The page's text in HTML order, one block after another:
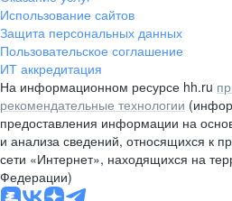
Использование сайтов
Защита персональных данных
Пользовательское соглашение
ИТ аккредитация
На информационном ресурсе hh.ru
рекомендательные технологии
предоставления информации на
и анализа сведений, относящихся к
сети «Интернет», находящихся на
Федерации)